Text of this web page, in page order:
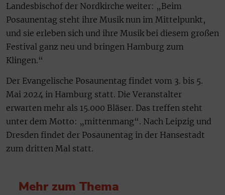
Landesbischof der Nordkirche weiter: „Beim
Posaunentag steht ihre Musik nun im Mittelpunkt,
und sie erleben sich und ihre Musik bei diesem großen
Festival ganz neu und bringen Hamburg zum
Klingen.“
Der Evangelische Posaunentag findet vom 3. bis 5.
Mai 2024 in Hamburg statt. Die Veranstalter
erwarten mehr als 15.000 Bläser. Das treffen steht
unter dem Motto: „mittenmang“. Nach Leipzig und
Dresden findet der Posaunentag in der Hansestadt
zum dritten Mal statt.
Mehr zum Thema